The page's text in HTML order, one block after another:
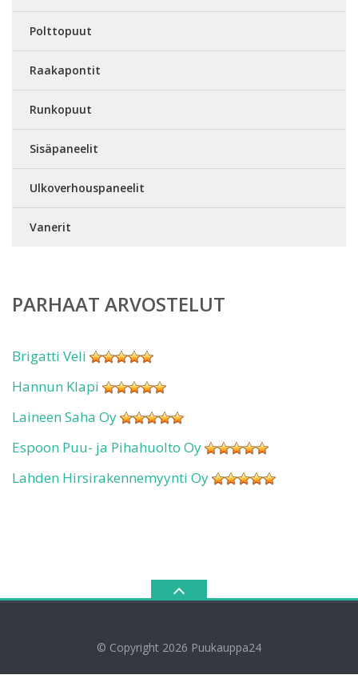
Polttopuut
Raakapontit
Runkopuut
Sisäpaneelit
Ulkoverhouspaneelit
Vanerit
PARHAAT ARVOSTELUT
Brigatti Veli
Hannun Klapi
Laineen Saha Oy
Espoon Puu- ja Pihahuolto Oy
Lahden Hirsirakennemyynti Oy
© Copyright 2026 Puukauppa24